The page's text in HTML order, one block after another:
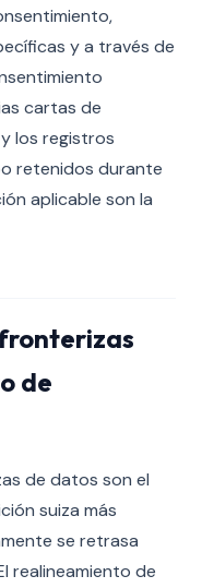
y a través de
cartas de
los registros
retenidos durante
aplicable son la
de
de datos son el
suiza más
se retrasa
realineamiento de